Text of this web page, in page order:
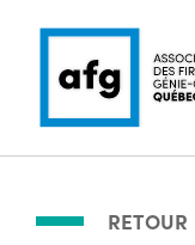
RETOUR